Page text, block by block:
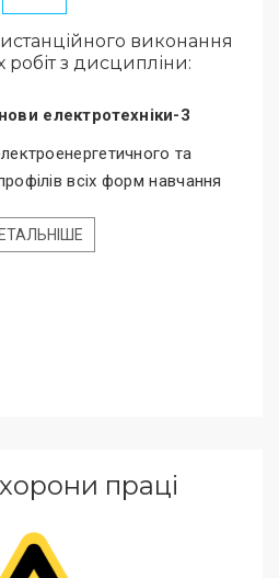
виконання
робіт з дисципліни:
електротехніки-3
та
всіх форм навчання
праці